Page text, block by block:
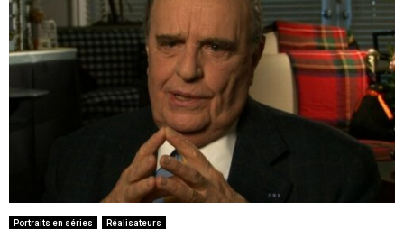
Portraits en séries Réalisateurs